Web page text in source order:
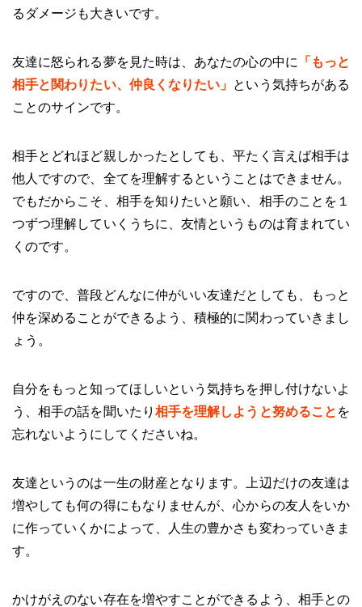
るダメージも大きいです。
友達に怒られる夢を見た時は、あなたの心の中に
「もっと
相手と関わりたい、仲良くなりたい」 という気持ちがある
ことのサインです。
相手とどれほど親しかったとしても、平たく言えば相手は
他人ですので、全てを理解するということはできません。
でもだからこそ、相手を知りたいと願い、相手のことを１
つずつ理解していくうちに、友情というものは育まれてい
くのです。
ですので、普段どんなに仲がいい友達だとしても、もっと
仲を深めることができるよう、積極的に関わっていきまし
ょう。
自分をもっと知ってほしいという気持ちを押し付けないよ
う、相手の話を聞いたり 相手を理解しようと努めること を
忘れないようにしてくださいね。
友達というのは一生の財産となります。上辺だけの友達は
増やしても何の得にもなりませんが、心からの友人をいか
に作っていくかによって、人生の豊かさも変わっていきま
す。
かけがえのない存在を増やすことができるよう、相手との